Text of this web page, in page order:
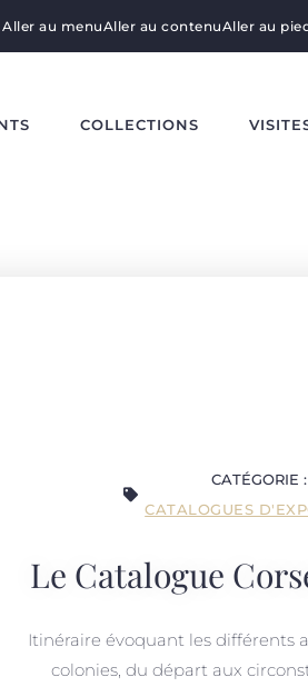
Aller au menuAller au contenuAller au
COLLECTIONS
CATÉGORIE :
CATALOGUES
Le Catalogue
Itinéraire évoquant les différents
colonies, du départ aux